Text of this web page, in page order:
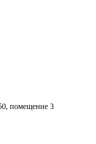
помещение 3